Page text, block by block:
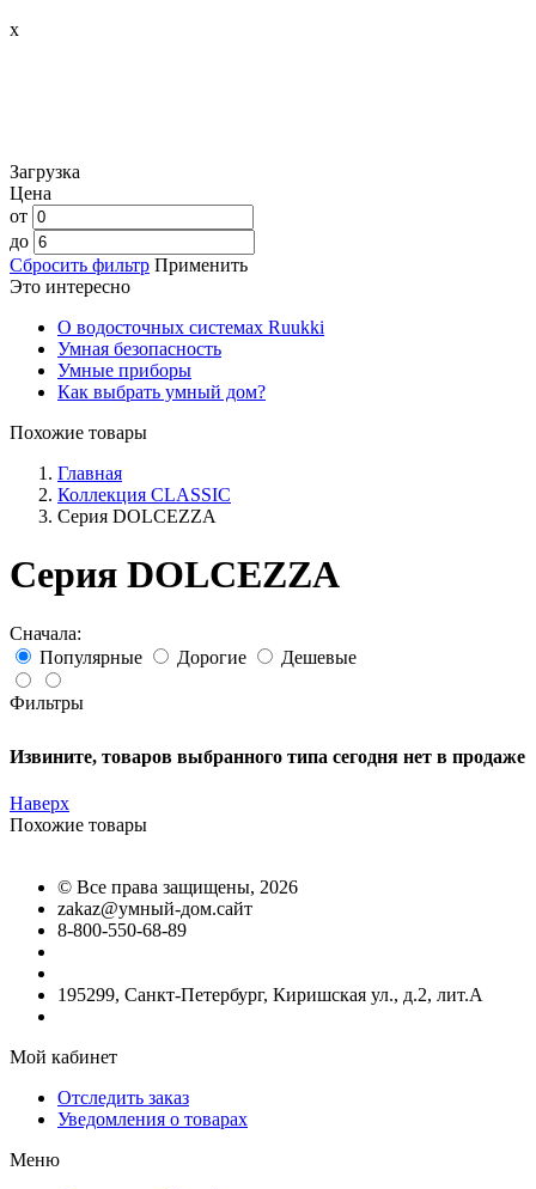
x
Загрузка
Цена
от
до
Сбросить фильтр Применить
Это интересно
О водосточных системах Ruukki
Умная безопасность
Умные приборы
Как выбрать умный дом?
Похожие товары
Главная
Коллекция CLASSIC
Серия DOLCEZZA
Серия DOLCEZZA
Сначала:
Популярные
Дорогие Дешевые
Фильтры
Извините, товаров выбранного типа сегодня нет в продаже
Наверх
Похожие товары
© Все права защищены, 2026
zakaz@умный-дом.сайт
8-800-550-68-89
195299, Санкт-Петербург, Киришская ул., д.2, лит.А
Мой кабинет
Отследить заказ
Уведомления о товарах
Меню